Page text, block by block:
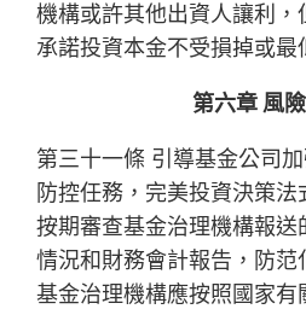
機構或許其他出資人讓利，
承諾投資本金不受損掉或最
第六章 風
第三十一條 引導基金公司
防控任務，完美投資決策法
按期審查基金治理機構報送
情況和財務會計報告，防范
基金治理機構應按照國家有